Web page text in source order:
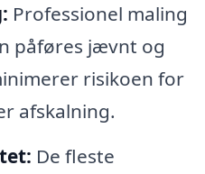
Professionel maling
påføres jævnt og
risikoen for
afskalning.
De fleste